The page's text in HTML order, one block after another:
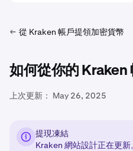
從 Kraken 帳戶提領加密貨幣
如何從你的 Kraken
上次更新： May 26, 2025
提現凍結
Kraken 網站設計正在更